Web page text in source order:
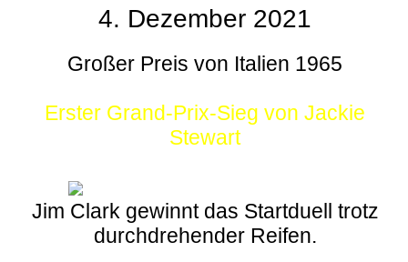
4. Dezember 2021
Großer Preis von Italien 1965
Erster Grand-Prix-Sieg von Jackie
Stewart
Jim Clark gewinnt das Startduell trotz
durchdrehender Reifen.